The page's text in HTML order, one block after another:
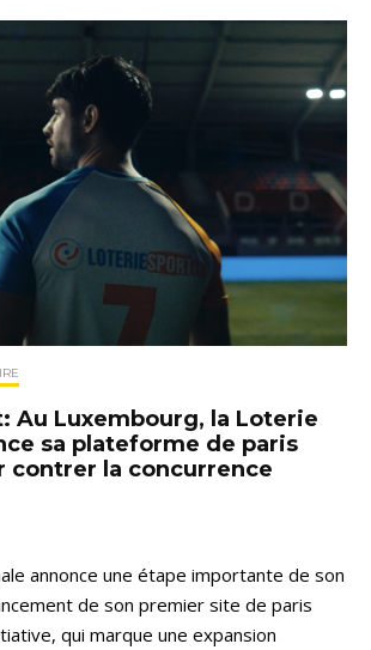
Au Luxembourg, la Loterie
sa plateforme de paris
contrer la concurrence
annonce une étape importante de son
de son premier site de paris
qui marque une expansion